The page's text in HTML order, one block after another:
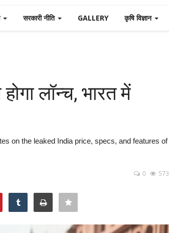
सरकारी नीति GALLERY कृषि विज्ञान
लॉन्च, भारत में
on the leaked India price, specs, and features of
0 573